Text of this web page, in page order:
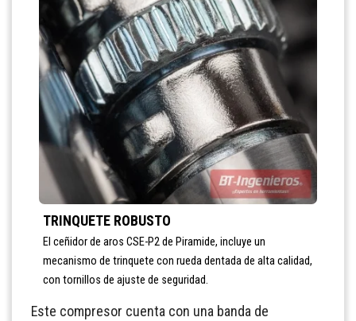
TRINQUETE ROBUSTO
El ceñidor de aros CSE-P2 de Piramide, incluye un
mecanismo de trinquete con rueda dentada de alta calidad,
con tornillos de ajuste de seguridad.
Este compresor cuenta con una banda de